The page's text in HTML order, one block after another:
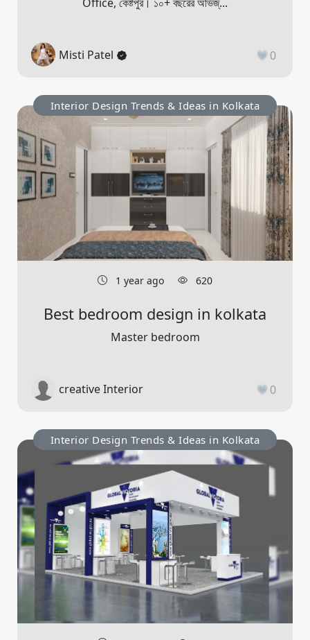
Misti Patel 0
Interior Design Trends & Ideas in Kolkata
1 year ago 620
Best bedroom design in kolkata
Master bedroom
creative Interior 0
Interior Design Trends & Ideas in Kolkata